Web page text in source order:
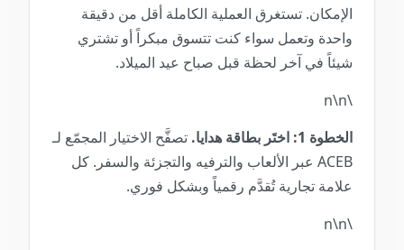
الإمكان. تستغرق العملية الكاملة أقل من دقيقة
واحدة وتعمل سواء كنت تتسوق مبكراً أو تشتري
شيئاً في آخر لحظة قبل صباح عيد الميلاد.
الخطوة 1: اختَر بطاقة هدايا.
تصفَّح الاختيار المجمّع لـ
ACEB عبر الألعاب والترفيه والتجزئة والسفر. كل
علامة تجارية تُقدَّم رقمياً وبشكل فوري.